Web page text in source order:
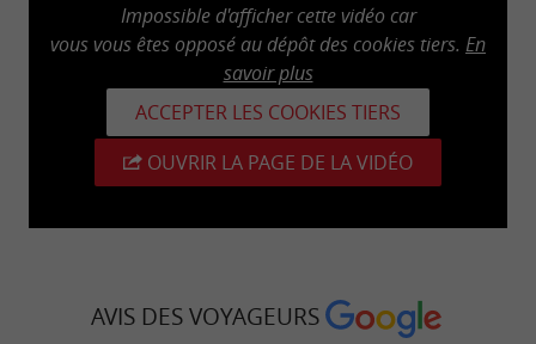
Services
Possibilité de repos pendant la visite
Boutique, librairie
Visites
Impossible d'afficher cette vidéo car
vous vous êtes opposé au dépôt des cookies tiers. En
savoir plus
ACCEPTER LES COOKIES TIERS
OUVRIR LA PAGE DE LA VIDÉO
AVIS DES VOYAGEURS